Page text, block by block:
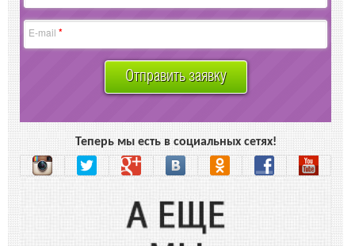
E-mail *
Отправить заявку
Теперь мы есть в социальных сетях!